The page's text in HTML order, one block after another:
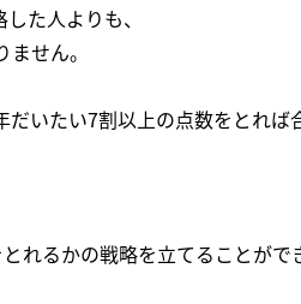
た人よりも、
せん。
いたい7割以上の点数をとれば
れるかの戦略を立てることがで